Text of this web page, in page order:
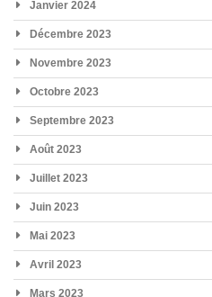
Janvier 2024
Décembre 2023
Novembre 2023
Octobre 2023
Septembre 2023
Août 2023
Juillet 2023
Juin 2023
Mai 2023
Avril 2023
Mars 2023